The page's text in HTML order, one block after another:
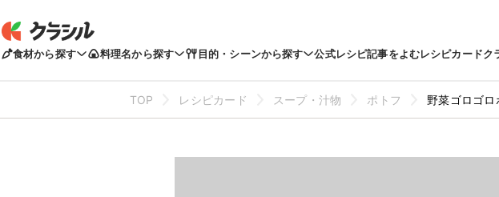
食材から探す 料理名から探す 目的・シーンから探す 公式レシピ記事をよむレシピカードク
TOP レシピカード スープ・汁物 ポトフ 野菜ゴロゴ